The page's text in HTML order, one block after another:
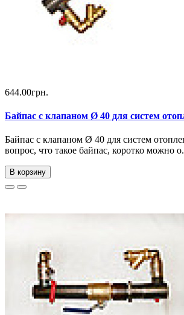
644.00грн.
Байпас с клапаном Ø 40 для систем
Байпас с клапаном Ø 40 для систем
вопрос, что такое байпас, коротко можно
В корзину